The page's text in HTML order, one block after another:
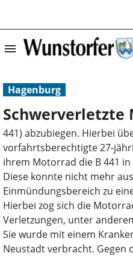
menu
Hagenburg
441) abzubiegen. Hierbei
vorfahrtsberechtigte 27-
ihrem Motorrad die B 441
Diese konnte nicht mehr
Einmündungsbereich zu
Hierbei zog sich die
Verletzungen, unter
Sie wurde mit einem
Neustadt verbracht. Gegen